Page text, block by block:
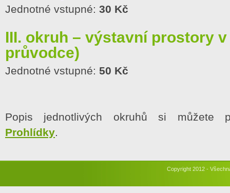
Jednotné vstupné: 30 Kč
III. okruh – výstavní prostory
průvodce)
Jednotné vstupné: 50 Kč
Popis jednotlivých okruhů si můžete
Prohlídky.
Copyright 2012 -